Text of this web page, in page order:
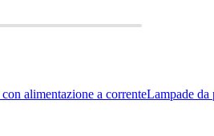
alimentazione a correnteLampade da